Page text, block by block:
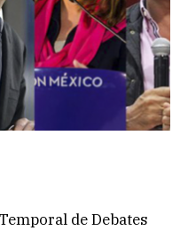
de Debates